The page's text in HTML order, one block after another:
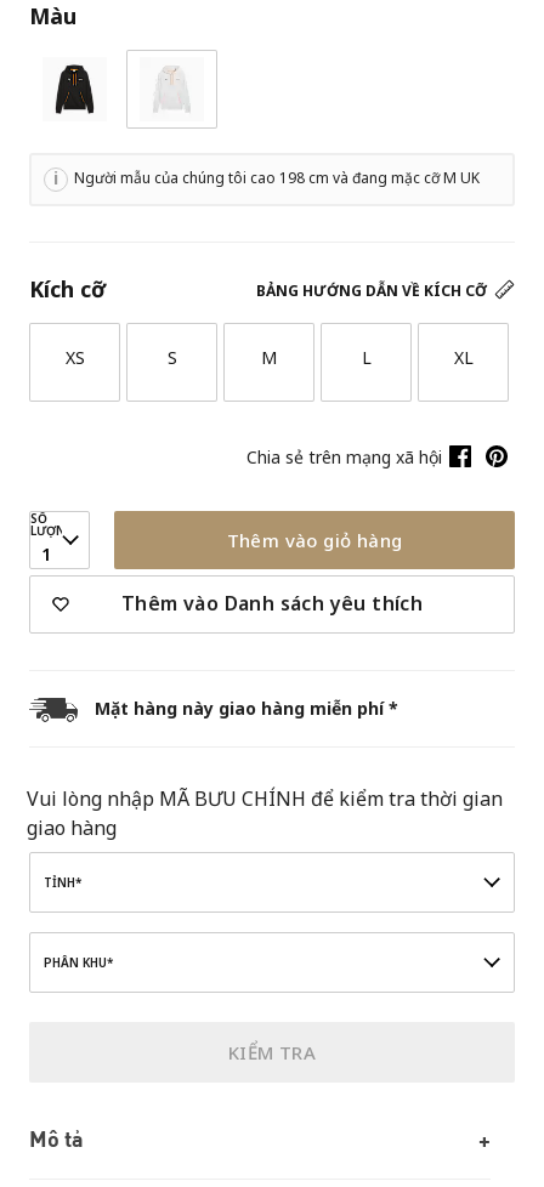
Màu
Người mẫu của chúng tôi cao 198 cm và đang mặc cỡ M UK
BẢNG HƯỚNG DẪN VỀ KÍCH CỠ
Kích cỡ
XS S M L XL
Chia sẻ trên mạng xã hội
SỐ
LƯỢNG
1
Thêm vào giỏ hàng
Thêm vào Danh sách yêu thích
Mặt hàng này giao hàng miễn phí *
Vui lòng nhập MÃ BƯU CHÍNH để kiểm tra thời gian
giao hàng
TỈNH*
PHÂN KHU*
KIỂM TRA
Mô tả